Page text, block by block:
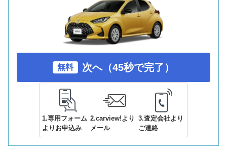
無料 次へ（45秒で完了）
1.専用フォーム
よりお申込み
2.carview!より
メール
3.査定会社より
ご連絡